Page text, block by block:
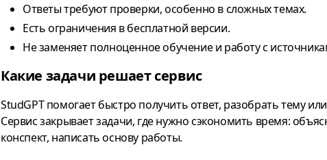
Ответы требуют проверки, особенно в сложных темах.
Есть ограничения в бесплатной версии.
Не заменяет полноценное обучение и работу с
Какие задачи решает сервис
StudGPT помогает быстро получить ответ, разобрать тему
Сервис закрывает задачи, где нужно сэкономить время:
конспект, написать основу работы.